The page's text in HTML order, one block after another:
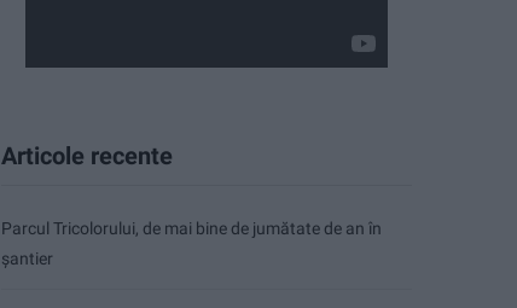
Articole recente
Parcul Tricolorului, de mai bine de jumătate de an în
șantier